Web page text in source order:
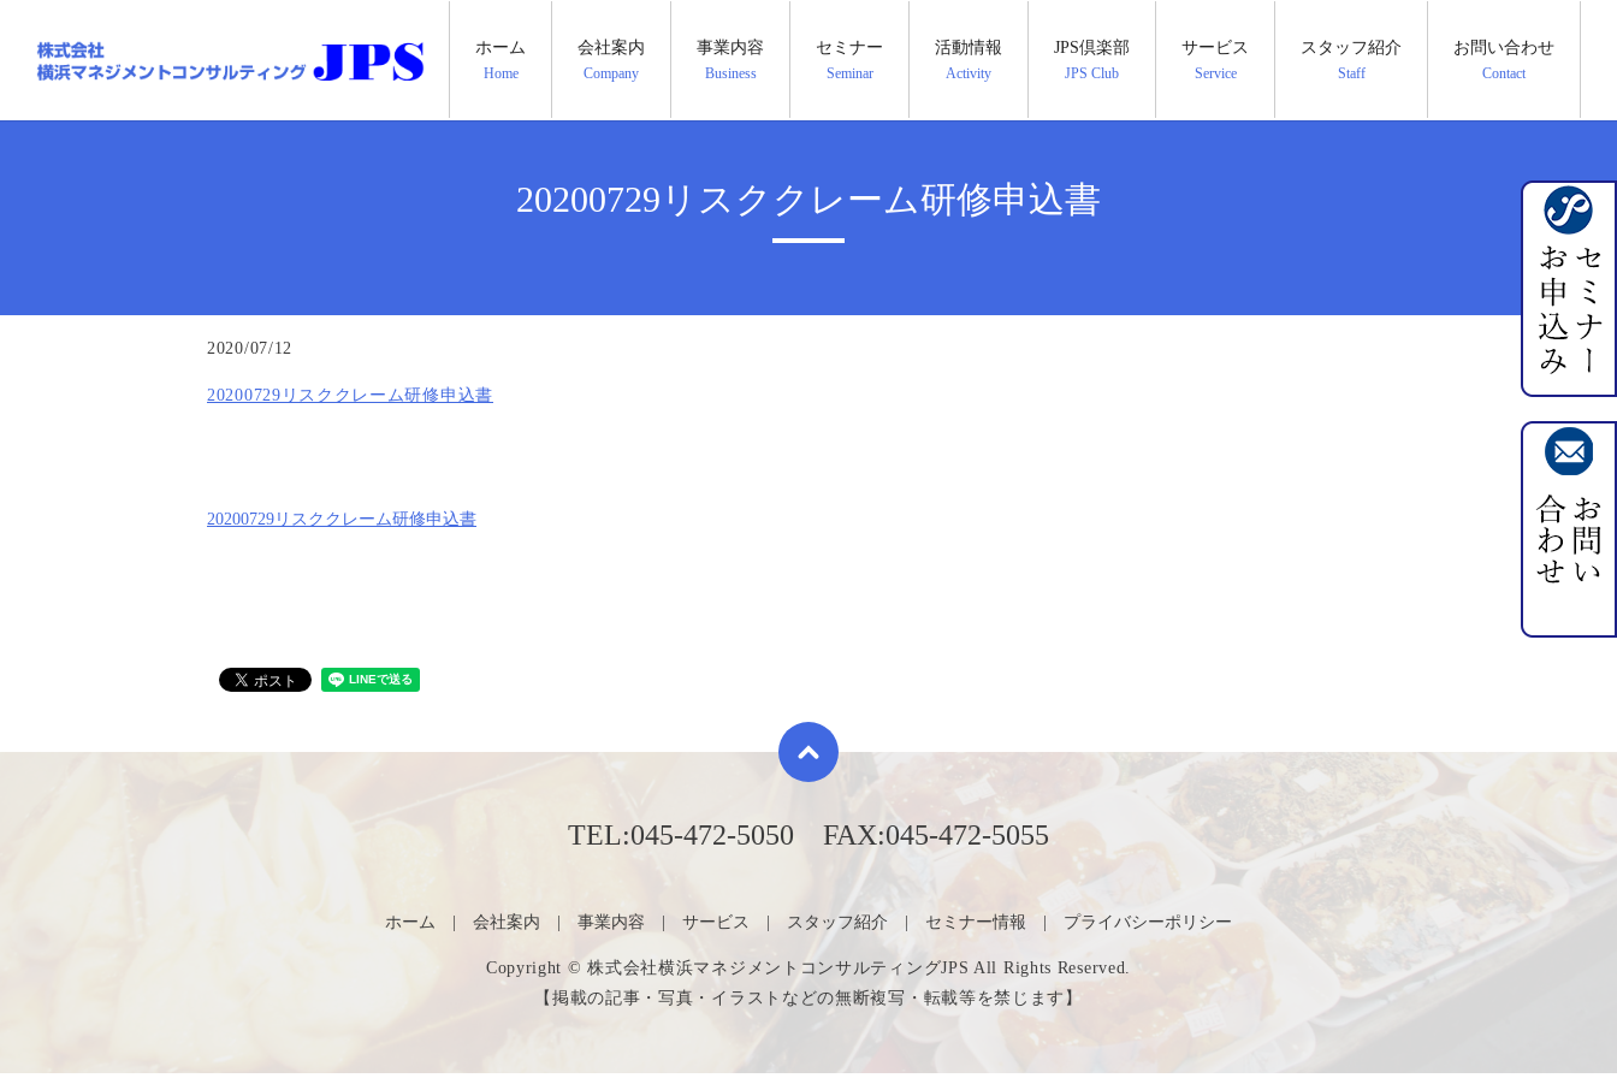
ホーム
Home
会社案内
Company
事業内容
Business
セミナー
Seminar
活動情報
Activity
JPS倶楽部
JPS Club
サービス
Service
スタッフ紹介
Staff
お問い合わせ
Contact
20200729リスククレーム研修申込書
2020/07/12
20200729リスククレーム研修申込書
20200729リスククレーム研修申込書
TEL:045-472-5050 FAX:045-472-5055
ホーム 会社案内 事業内容 サービス スタッフ紹介 セミナー情報 プライバシーポリシー
Copyright © 株式会社横浜マネジメントコンサルティングJPS All Rights Reserved.
【掲載の記事・写真・イラストなどの無断複写・転載等を禁じます】